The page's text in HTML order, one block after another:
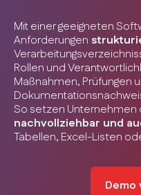
Mit einer geeigneten
Anforderungen
Rollen und
Maßnahmen, Prüfungen
So setzen Unternehmen
nachvollziehbar und
Tabellen, Excel-Listen